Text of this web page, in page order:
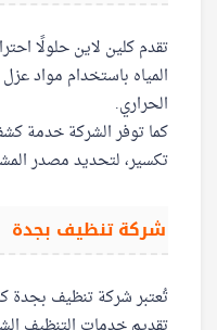
تقدم كلين لاين حلولًا
المياه باستخدام مواد
الحراري.
كما توفر الشركة خدمة
تكسير، لتحديد مصدر
شركة تنظيف بجدة
تُعتبر شركة تنظيف بجدة